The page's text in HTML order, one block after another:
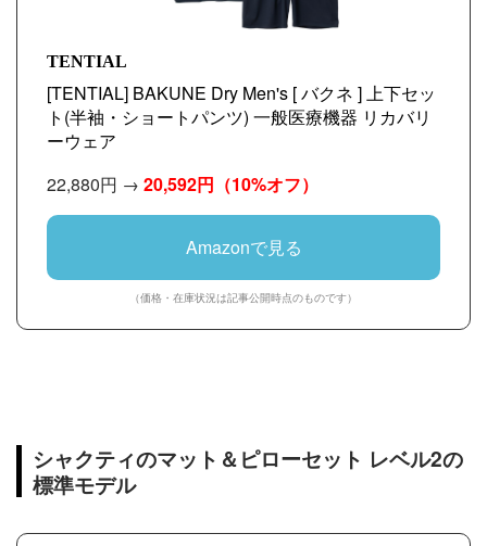
TENTIAL
[TENTIAL] BAKUNE Dry Men's [ バクネ ] 上下セッ
ト(半袖・ショートパンツ) 一般医療機器 リカバリ
ーウェア
22,880円 → 20,592円 （10%オフ）
Amazonで見る
（価格・在庫状況は記事公開時点のものです）
シャクティのマット＆ピローセット レベル2の
標準モデル